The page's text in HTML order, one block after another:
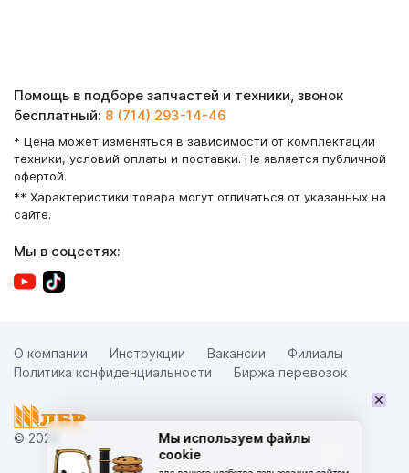
Мы используем файлы
cookie
Помощь в подборе запчастей и техники, звонок
бесплатный: 8 (714) 293-14-46
* Цена может изменяться в зависимости от комплектации
техники, условий оплаты и поставки. Не является публичной
офертой.
** Характеристики товара могут отличаться от указанных на
сайте.
Мы в соцсетях:
© 2026
О компании Инструкции Вакансии
Филиалы
Политика конфиденциальности
Биржа перевозок
×